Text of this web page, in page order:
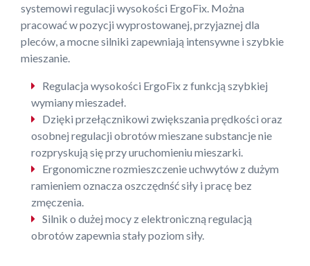
systemowi regulacji wysokości ErgoFix. Można
pracować w pozycji wyprostowanej, przyjaznej dla
pleców, a mocne silniki zapewniają intensywne i szybkie
mieszanie.
Regulacja wysokości ErgoFix z funkcją szybkiej
wymiany mieszadeł.
Dzięki przełącznikowi zwiększania prędkości oraz
osobnej regulacji obrotów mieszane substancje nie
rozpryskują się przy uruchomieniu mieszarki.
Ergonomiczne rozmieszczenie uchwytów z dużym
ramieniem oznacza oszczędnść siły i pracę bez
zmęczenia.
Silnik o dużej mocy z elektroniczną regulacją
obrotów zapewnia stały poziom siły.